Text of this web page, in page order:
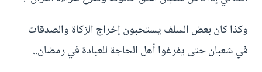
وكذا كان بعض السلف يستحبون إخراج الزكاة والصدقات
في شعبان حتى يفرغوا أهل الحاجة للعبادة في رمضان..